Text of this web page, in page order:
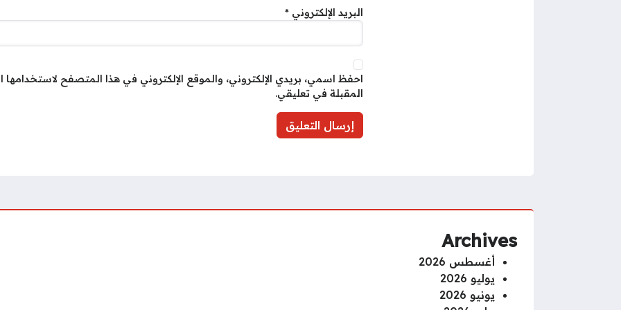
البريد الإلكتروني *
احفظ اسمي، بريدي الإلكتروني، والموقع الإلكتروني في هذا المتصفح لاستخدامها
المقبلة في تعليقي.
Archives
أغسطس 2026
يوليو 2026
يونيو 2026